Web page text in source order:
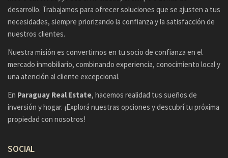
desarrollo. Trabajamos para ofrecer soluciones que se ajusten a tus
necesidades, siempre priorizando la confianza y la satisfacción de
nuestros clientes.
Nuestra misión es convertirnos en tu socio de confianza en el
mercado inmobiliario, combinando experiencia, conocimiento local y
una atención al cliente excepcional.
En Paraguay Real Estate, hacemos realidad tus sueños de
inversión y hogar. ¡Explorá nuestras opciones y descubrí tu próxima
propiedad con nosotros!
SOCIAL